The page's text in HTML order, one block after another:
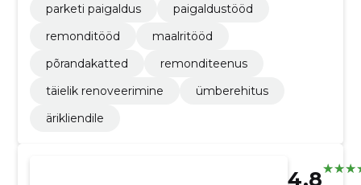
parketi paigaldus
paigaldustööd
remonditööd
maalritööd
põrandakatted
remonditeenus
täielik renoveerimine
ümberehitus
ärikliendile
4.8